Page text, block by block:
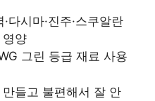
·다시마·진주·스쿠알란
영양
그린 등급 재료 사용
들고 불편해서 잘 안